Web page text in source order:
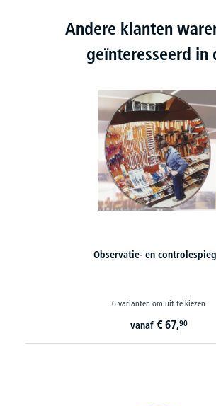
Andere klanten
geïnteresseerd in
Bolle spiegel 360°
5 varianten om uit te kiezen
vanaf€ 149,-